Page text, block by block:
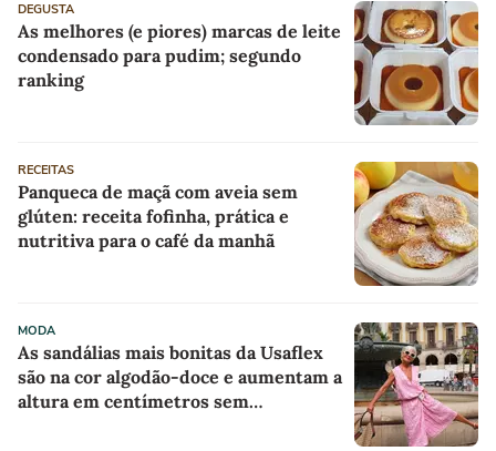
DEGUSTA
As melhores (e piores) marcas de leite
condensado para pudim; segundo
ranking
RECEITAS
Panqueca de maçã com aveia sem
glúten: receita fofinha, prática e
nutritiva para o café da manhã
MODA
As sandálias mais bonitas da Usaflex
são na cor algodão-doce e aumentam a
altura em centímetros sem